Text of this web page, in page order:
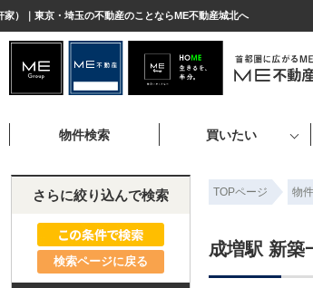
家）｜東京・埼玉の不動産のことならME不動産城北へ
物件検索 買いたい
TOPページ 物
成増駅 新築
さらに絞り込んで検索
検索ページに戻る